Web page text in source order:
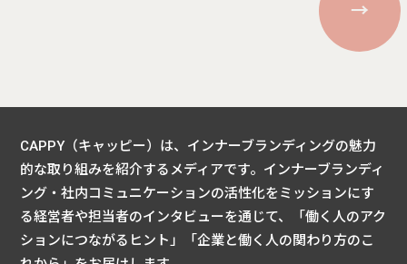
CAPPY（キャッピー）は、インナーブランディングの魅力
的な取り組みを紹介するメディアです。 インナーブランディ
ング・社内コミュニケーションの活性化をミッションにす
る経営者や担当者のインタビューを通じて、
「働く人のアク
ションにつながるヒント」「企業と働く人の関わり方のこ